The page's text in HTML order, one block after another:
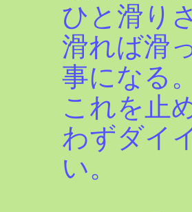
ひと滑り
滑れば滑
事になる。
これを止
わずダイ
い。